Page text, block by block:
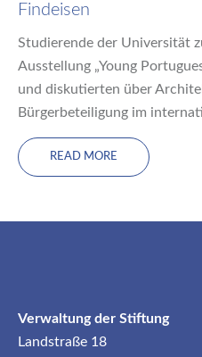
Findeisen
Studierende der Universität
Ausstellung „Young
und diskutierten über
Bürgerbeteiligung im
READ MORE
Verwaltung der Stiftung
Landstraße 18